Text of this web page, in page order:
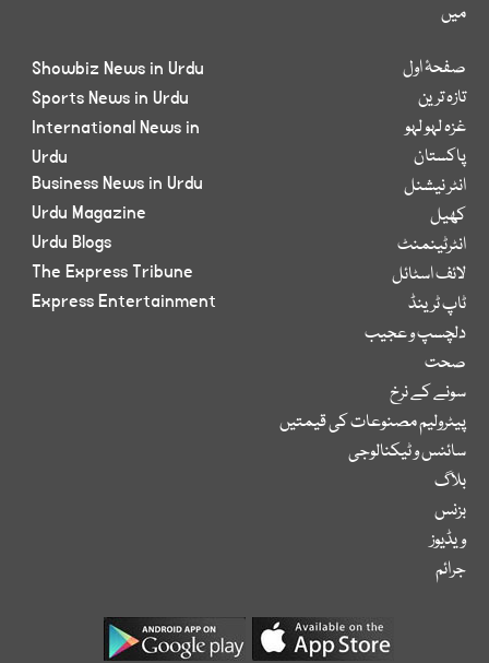
میں
صفحۂ اول
تازہ ترین
غزہ لہو لہو
پاکستان
انٹر نیشنل
کھیل
انٹرٹینمنٹ
لائف اسٹائل
ٹاپ ٹرینڈ
دلچسپ و عجیب
صحت
سونے کے نرخ
پیٹرولیم مصنوعات کی قیمتیں
سائنس و ٹیکنالوجی
بلاگ
بزنس
ویڈیوز
جرائم
Showbiz News in Urdu
Sports News in Urdu
International News in
Urdu
Business News in Urdu
Urdu Magazine
Urdu Blogs
The Express Tribune
Express Entertainment